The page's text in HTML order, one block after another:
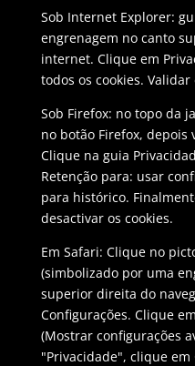
Sob Internet Explorer:
engrenagem no canto
internet. Clique em
todos os cookies. Validar
Sob Firefox: no topo da
no botão Firefox, depois
Clique na guia
Retenção para: usar
para histórico.
desactivar os cookies.
Em Safari: Clique no
(simbolizado por uma
superior direita do
Configurações. Clique
(Mostrar configurações
"Privacidade", clique